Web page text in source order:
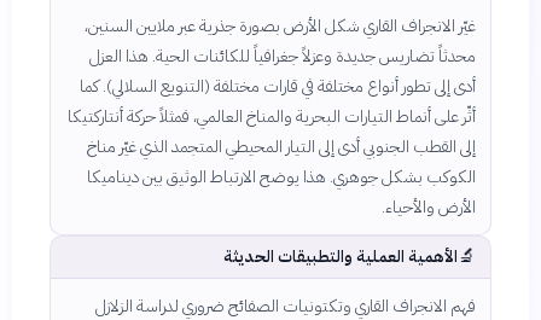
غيّر الانجراف القاري شكل الأرض بصورة جذرية عبر ملايين السنين،
محدثاً تضاريس جديدة وعزلاً جغرافياً للكائنات الحية. هذا العزل
أدى إلى تطور أنواع مختلفة في قارات مختلفة (التنويع السلالي). كما
أثّر على أنماط التيارات البحرية والمناخ العالمي، فمثلاً حركة أنتاركتيكا
إلى القطب الجنوبي أدى إلى التيار المحيطي المتجمد الذي غيّر مناخ
الكوكب بشكل جوهري. هذا يوضح الارتباط الوثيق بين ديناميكا
الأرض والأحياء.
🔬الأهمية العملية والتطبيقات الحديثة
فهم الانجراف القاري وتكتونيات الصفائح ضروري لدراسة الزلازل